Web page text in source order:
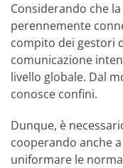
Considerando che
perennemente
compito dei gestori
comunicazione
livello globale. Dal
conosce confini.
Dunque, è
cooperando anche
uniformare le